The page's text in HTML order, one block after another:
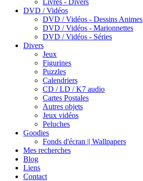
Livres - Divers
DVD / Vidéos
DVD / Vidéos - Dessins Animes
DVD / Vidéos - Marionnettes
DVD / Vidéos - Séries
Divers
Jeux
Figurines
Puzzles
Calendriers
CD / LD / K7 audio
Cartes Postales
Autres objets
Jeux vidéos
Peluches
Goodies
Fonds d'écran || Wallpapers
Mes recherches
Blog
Liens
Contact